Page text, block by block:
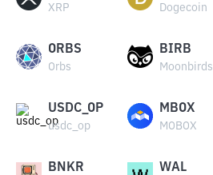
XRP Dogecoin
ORBS
Orbs
BIRB
Moonbirds
USDC_OP
usdc_op
MBOX
MOBOX
BNKR WAL